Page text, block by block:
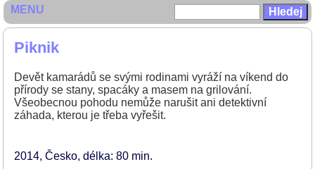
Piknik
Devět kamarádů se svými rodinami vyráží na víkend do
přírody se stany, spacáky a masem na grilování.
Všeobecnou pohodu nemůže narušit ani detektivní
záhada, kterou je třeba vyřešit.
2014 Česko délka: 80 min
MENU